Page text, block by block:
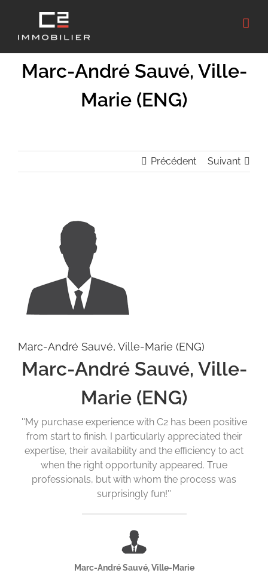
contenu
Marc-André Sauvé, Ville-
Marie (ENG)
Précédent Suivant
Marc-André Sauvé, Ville-Marie (ENG)
Marc-André Sauvé, Ville-
Marie (ENG)
''My purchase experience with C2 has been positive
from start to finish. I particularly appreciated their
expertise, their availability and the efficiency to act
when the right opportunity appeared. True
professionals, but with whom the process was
surprisingly fun!''
Marc-André Sauvé, Ville-Marie